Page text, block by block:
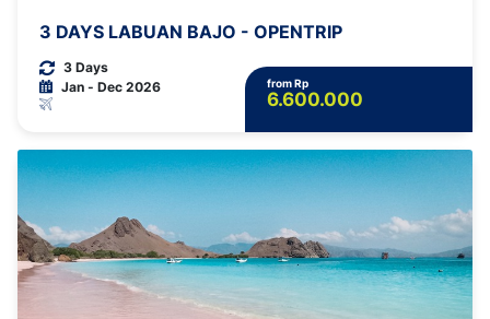
3 DAYS LABUAN BAJO - OPENTRIP
3 Days
Jan - Dec 2026
from Rp
6.600.000